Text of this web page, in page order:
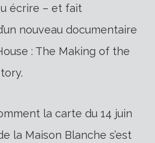
écrire – et fait
nouveau documentaire
: The Making of the
la carte du 14 juin
la Maison Blanche s’est